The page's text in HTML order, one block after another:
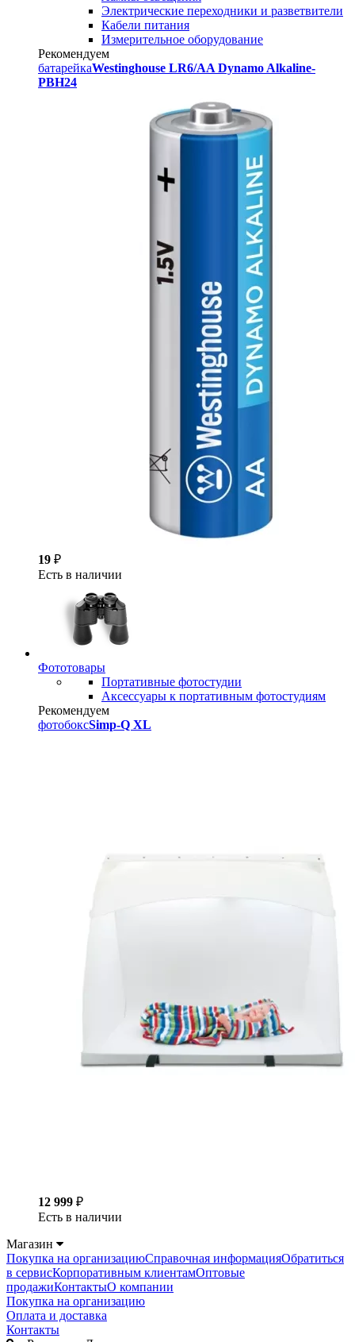
Электрические переходники и разветвители
Кабели питания
Измерительное оборудование
Рекомендуем
батарейкаWestinghouse LR6/AA Dynamo Alkaline-
PBH24
19 ₽
Есть в наличии
Фототовары
Портативные фотостудии
Аксессуары к портативным фотостудиям
Рекомендуем
фотобоксSimp-Q XL
12 999 ₽
Есть в наличии
Магазин
Покупка на организациюСправочная информацияОбратиться
в сервисКорпоративным клиентамОптовые
продажиКонтактыО компании
Покупка на организацию
Оплата и доставка
Контакты